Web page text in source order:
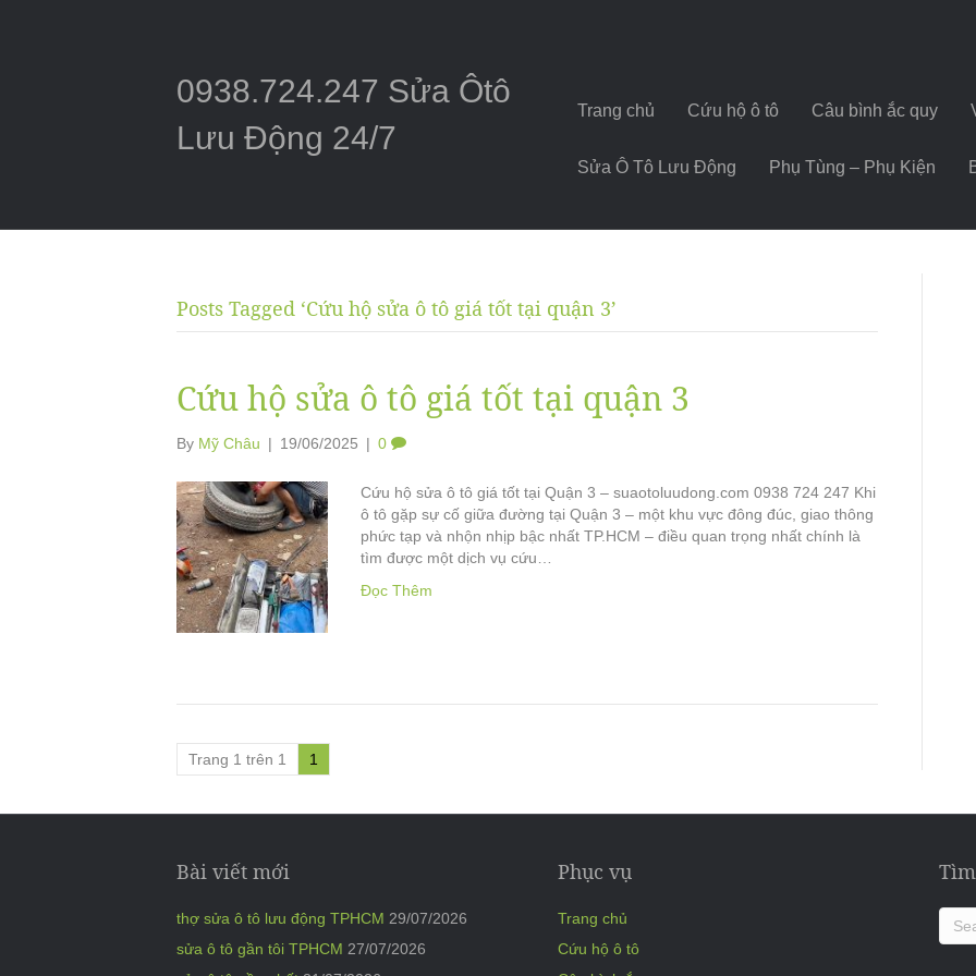
0938.724.247 Sửa Ôtô
Lưu Động 24/7
Trang chủ Cứu hộ ô tô Câu bình ắc quy
Sửa Ô Tô Lưu Động Phụ Tùng – Phụ Kiện
Posts Tagged ‘Cứu hộ sửa ô tô giá tốt tại quận 3’
Cứu hộ sửa ô tô giá tốt tại quận 3
By Mỹ Châu | 19/06/2025 | 0
Cứu hộ sửa ô tô giá tốt tại Quận 3 – suaotoluudong.com 0938 724 247 Khi
ô tô gặp sự cố giữa đường tại Quận 3 – một khu vực đông đúc, giao thông
phức tạp và nhộn nhịp bậc nhất TP.HCM – điều quan trọng nhất chính là
tìm được một dịch vụ cứu…
Đọc Thêm
Trang 1 trên 1 1
Bài viết mới
thợ sửa ô tô lưu động TPHCM 29/07/2026
sửa ô tô gần tôi TPHCM 27/07/2026
Phục vụ
Trang chủ
Cứu hộ ô tô